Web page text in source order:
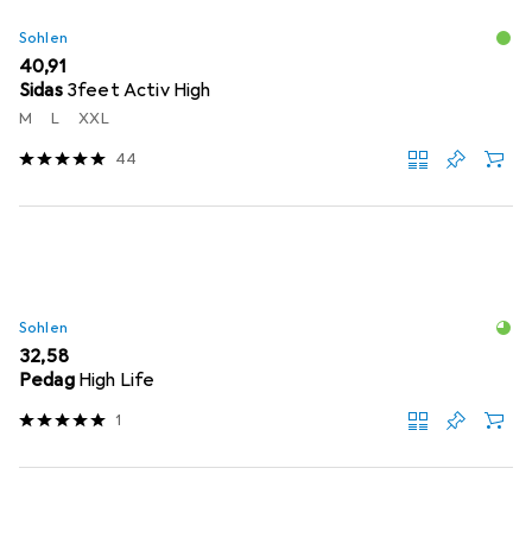
Sohlen
EUR
40,91
Sidas 3feet Activ High
M L XXL
44
Sohlen
EUR
32,58
Pedag High Life
1